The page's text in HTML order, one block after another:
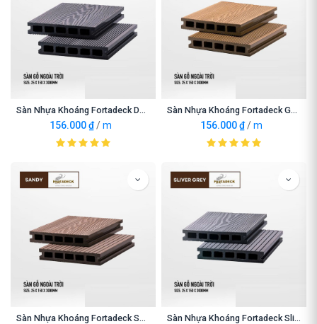
Sàn Nhựa Khoáng Fortadeck Dark Grey
156.000₫ /m
Sàn Nhựa Khoáng Fortadeck Gold Sand
156.000₫ /m
Sàn Nhựa Khoáng Fortadeck Sandy Sàn Nhựa Khoáng Fortadeck Sliver Grey